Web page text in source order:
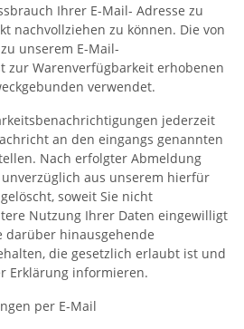
Ihrer E-Mail- Adresse zu
nachvollziehen zu können. Die von
unserem E-Mail-
zur Warenverfügbarkeit erhobenen
verwendet.
jederzeit
an den eingangs genannten
Nach erfolgter Abmeldung
aus unserem hierfür
soweit Sie nicht
Nutzung Ihrer Daten eingewilligt
darüber hinausgehende
die gesetzlich erlaubt ist und
Erklärung informieren.
per E-Mail